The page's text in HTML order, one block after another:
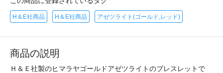
H＆E社商品 H＆E社商品 アゼツライト(ゴールド,レッド)
商品の説明
Ｈ＆Ｅ社製のヒマラヤゴールドアゼツライトのブレスレットで